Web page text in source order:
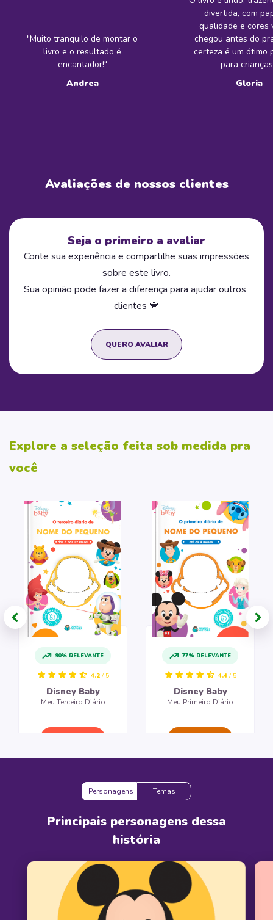
"Muito tranquilo de montar o
livro e o resultado é
encantador!"
Andrea
divertida, com
qualidade e cores
chegou antes do
certeza é um ótimo
para
Gloria
Avaliações de nossos clientes
Seja o primeiro a avaliar
Conte sua experiência e compartilhe suas impressões
sobre este livro.
Sua opinião pode fazer a diferença para ajudar outros
clientes 💙
QUERO AVALIAR
Explore a seleção feita sob medida pra
você
90% RELEVANTE
4.2 / 5
Disney Baby
Meu Terceiro Diário
77% RELEVANTE
4.4 / 5
Disney Baby
Meu Primeiro Diário
Personagens Temas
Principais personagens dessa
história